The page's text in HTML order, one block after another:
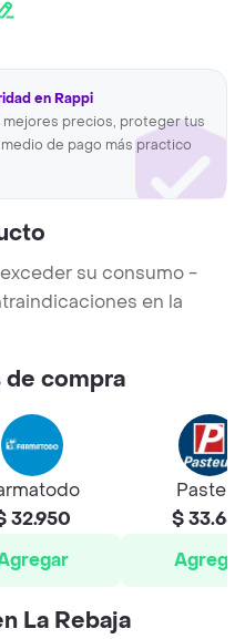
en Rappi
precios, proteger tus
de pago más practico
su consumo -
en la
de compra
32.950
Pasteur
$
Agregar
La Rebaja